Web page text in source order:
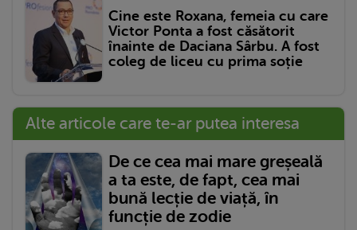
Cine este Roxana, femeia cu care
Victor Ponta a fost căsătorit
înainte de Daciana Sârbu. A fost
coleg de liceu cu prima soție
Alte articole care te-ar putea interesa
De ce cea mai mare greșeală
a ta este, de fapt, cea mai
bună lecție de viață, în
funcție de zodie